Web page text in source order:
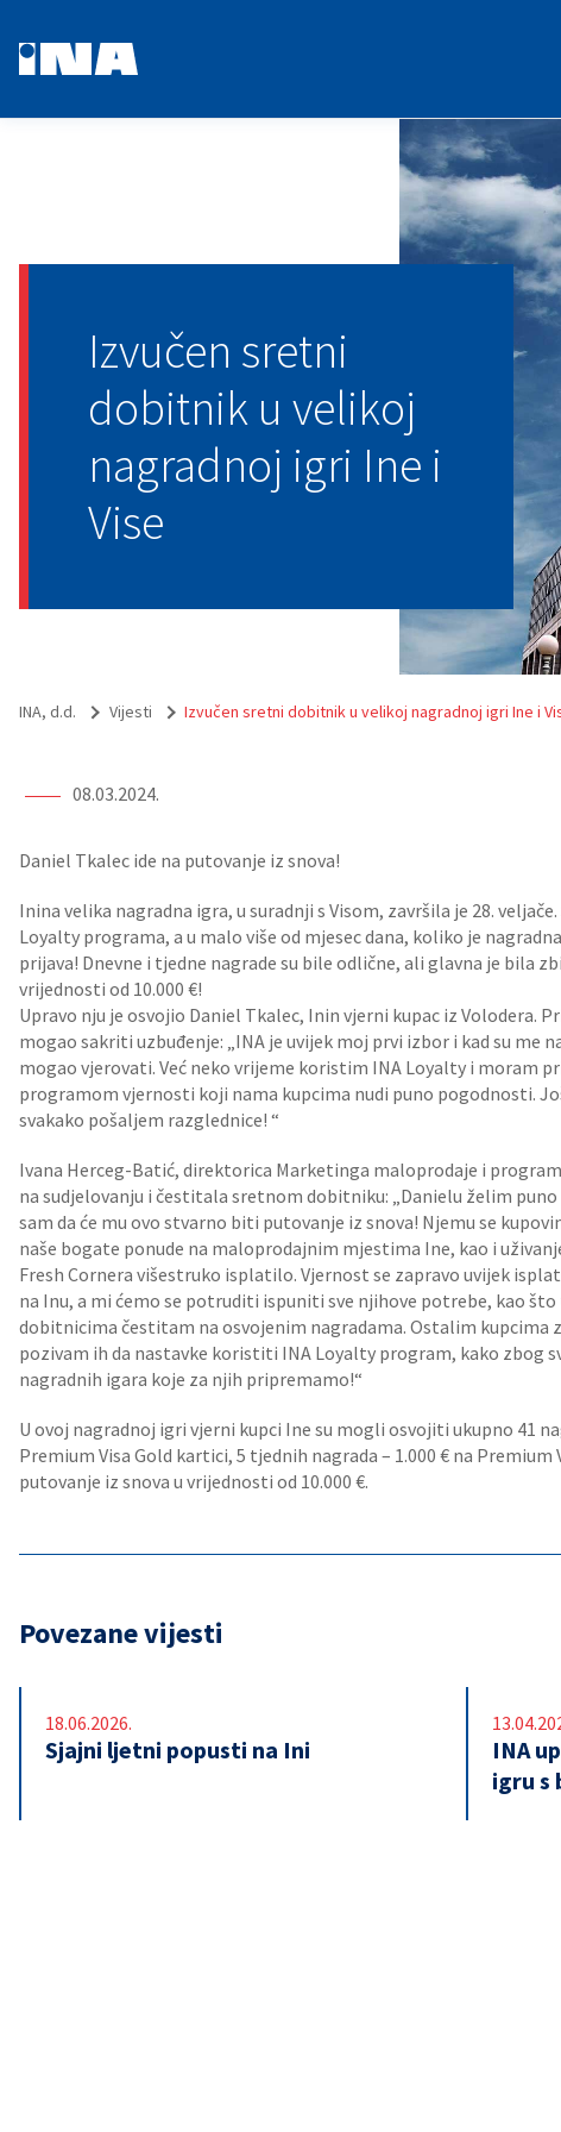
Izvučen sretni
dobitnik u velikoj
nagradnoj igri Ine i
Vise
INA, d.d. Vijesti Izvučen sretni dobitnik u velikoj nagradnoj igri Ine i
08.03.2024.
Daniel Tkalec ide na putovanje iz snova!
Inina velika nagradna igra, u suradnji s Visom, završila je 28.
Loyalty programa, a u malo više od mjesec dana, koliko je
prijava! Dnevne i tjedne nagrade su bile odlične, ali glavna je bila
vrijednosti od 10.000 €!
Upravo nju je osvojio Daniel Tkalec, Inin vjerni kupac iz Volodera.
mogao sakriti uzbuđenje: „INA je uvijek moj prvi izbor i kad su me
mogao vjerovati. Već neko vrijeme koristim INA Loyalty i moram
programom vjernosti koji nama kupcima nudi puno pogodnosti.
svakako pošaljem razglednice! “
Ivana Herceg-Batić, direktorica Marketinga maloprodaje i
na sudjelovanju i čestitala sretnom dobitniku: „Danielu želim
sam da će mu ovo stvarno biti putovanje iz snova! Njemu se
naše bogate ponude na maloprodajnim mjestima Ine, kao i
Fresh Cornera višestruko isplatilo. Vjernost se zapravo uvijek
na Inu, a mi ćemo se potruditi ispuniti sve njihove potrebe, kao
dobitnicima čestitam na osvojenim nagradama. Ostalim kupcima
pozivam ih da nastavke koristiti INA Loyalty program, kako zbog
nagradnih igara koje za njih pripremamo!“
U ovoj nagradnoj igri vjerni kupci Ine su mogli osvojiti ukupno 41
Premium Visa Gold kartici, 5 tjednih nagrada – 1.000 € na
putovanje iz snova u vrijednosti od 10.000 €.
Povezane vijesti
18.06.2026.
Sjajni ljetni popusti na Ini
INA
igru s